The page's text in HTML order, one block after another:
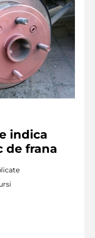
indica
de frana